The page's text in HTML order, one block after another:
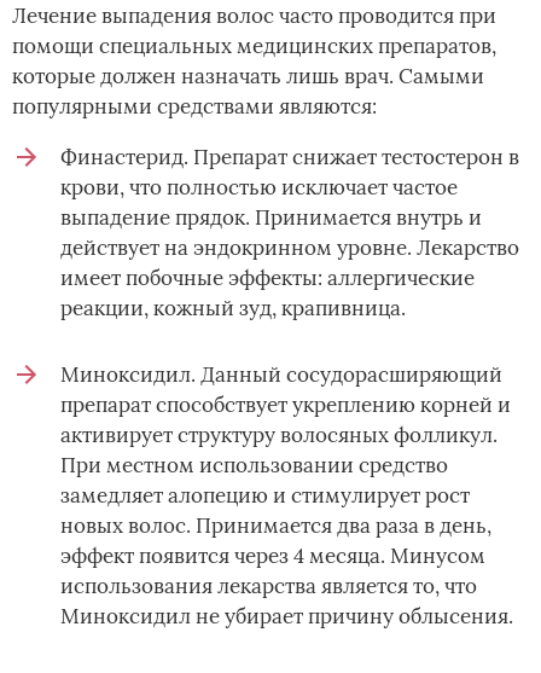
Лечение выпадения волос часто проводится при
помощи специальных медицинских препаратов,
которые должен назначать лишь врач. Самыми
популярными средствами являются:
Финастерид. Препарат снижает тестостерон в
крови, что полностью исключает частое
выпадение прядок. Принимается внутрь и
действует на эндокринном уровне. Лекарство
имеет побочные эффекты: аллергические
реакции, кожный зуд, крапивница.
Миноксидил. Данный сосудорасширяющий
препарат способствует укреплению корней и
активирует структуру волосяных фолликул.
При местном использовании средство
замедляет алопецию и стимулирует рост
новых волос. Принимается два раза в день,
эффект появится через 4 месяца. Минусом
использования лекарства является то, что
Миноксидил не убирает причину облысения.